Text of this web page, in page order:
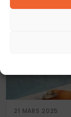
21 MARS 2025